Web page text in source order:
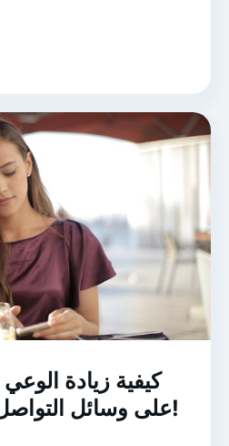
كيفية زيادة الوعي
على وسائل التواصل الاجتماعي الآن!